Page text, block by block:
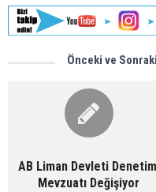
Önceki ve
AB Liman Devleti
Mevzuatı Değişiyor